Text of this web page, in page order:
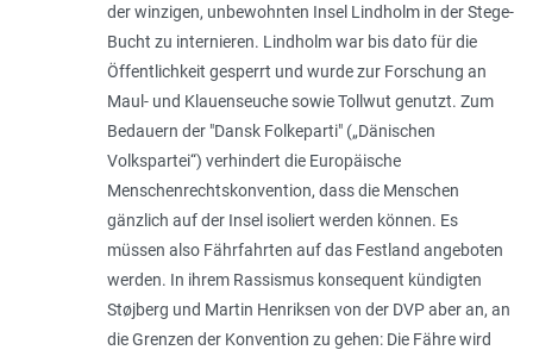
der winzigen, unbewohnten Insel Lindholm in der Stege-
Bucht zu internieren. Lindholm war bis dato für die
Öffentlichkeit gesperrt und wurde zur Forschung an
Maul- und Klauenseuche sowie Tollwut genutzt. Zum
Bedauern der "Dansk Folkeparti" („Dänischen
Volkspartei“) verhindert die Europäische
Menschenrechtskonvention, dass die Menschen
gänzlich auf der Insel isoliert werden können. Es
müssen also Fährfahrten auf das Festland angeboten
werden. In ihrem Rassismus konsequent kündigten
Støjberg und Martin Henriksen von der DVP aber an, an
die Grenzen der Konvention zu gehen: Die Fähre wird